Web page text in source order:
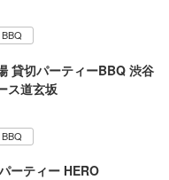
BBQ
貸切パーティーBBQ 渋谷
ス道玄坂
BBQ
ーティー HERO